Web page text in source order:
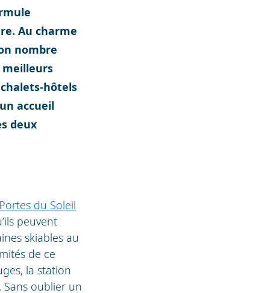
Au charme
nombre
meilleurs
hôtels
accueil
deux
Portes du Soleil
peuvent
skiables au
de ce
la station
oublier un